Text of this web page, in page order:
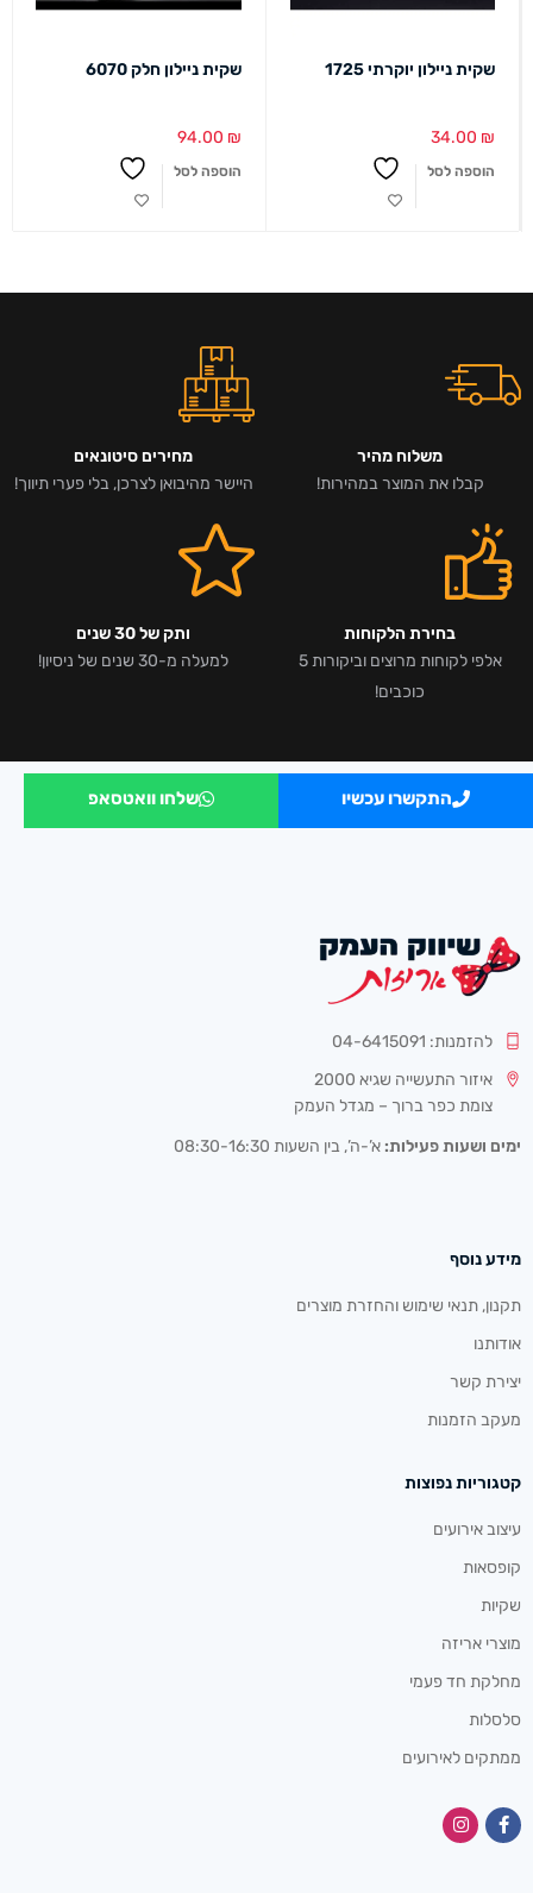
שקית ניילון יוקרתי 1725
34.00 ₪
הוספה לסל
שקית ניילון חלק 6070
94.00 ₪
הוספה לסל
משלוח מהיר
קבלו את המוצר במהירות!
מחירים סיטונאים
היישר מהיבואן לצרכן, בלי פערי תיווך!
בחירת הלקוחות
אלפי לקוחות מרוצים וביקורות 5
כוכבים!
ותק של 30 שנים
למעלה מ-30 שנים של ניסיון!
התקשרו עכשיו שלחו וואטסאפ
להזמנות: 04-6415091
איזור התעשייה שגיא 2000
צומת כפר ברוך – מגדל העמק
ימים ושעות פעילות: א’-ה’, בין השעות 08:30-16:30
מידע נוסף
תקנון, תנאי שימוש והחזרת מוצרים
אודותנו
יצירת קשר
מעקב הזמנות
קטגוריות נפוצות
עיצוב אירועים
קופסאות
שקיות
מוצרי אריזה
מחלקת חד פעמי
סלסלות
ממתקים לאירועים